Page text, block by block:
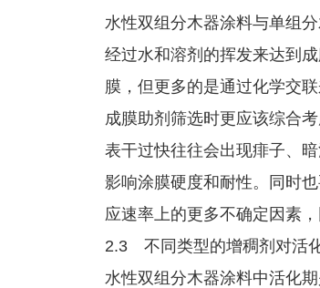
水性双组分木器涂料与单组
经过水和溶剂的挥发来达到
膜，但更多的是通过化学交
成膜助剂筛选时更应该综合
表干过快往往会出现痱子、
影响涂膜硬度和耐性。同时
应速率上的更多不确定因素
2.3 不同类型的增稠剂对活
水性双组分木器涂料中活化